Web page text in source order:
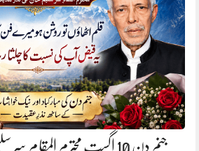
جنم دن 10 اگست محترم المقام